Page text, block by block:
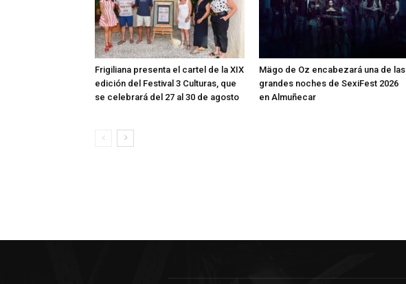
Frigiliana presenta el cartel de la XIX
edición del Festival 3 Culturas, que
se celebrará del 27 al 30 de agosto
Mägo de Oz encabezará una de las
grandes noches de SexiFest 2026
en Almuñecar